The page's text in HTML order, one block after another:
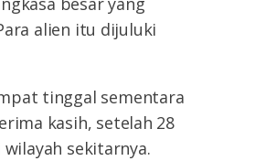
alien itu dijuluki
tinggal sementara
kasih, setelah 28
sekitarnya.